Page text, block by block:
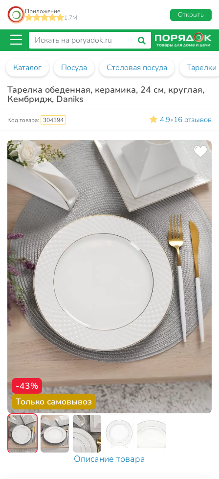
Приложение
1.7M
Открыть
Каталог Посуда Столовая посуда Тарелки
Тарелка обеденная, керамика, 24 см, круглая,
Кембридж, Daniks
Код товара: 304394 4.9•16 отзывов
-43%
Только самовывоз
Описание товара